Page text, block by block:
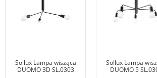
Sollux Lampa wisząca
DUOMO 3D SL.0303
Sollux Lampa
DUOMO 5